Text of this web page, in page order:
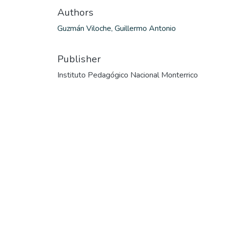
Authors
Guzmán Viloche, Guillermo Antonio
Publisher
Instituto Pedagógico Nacional Monterrico